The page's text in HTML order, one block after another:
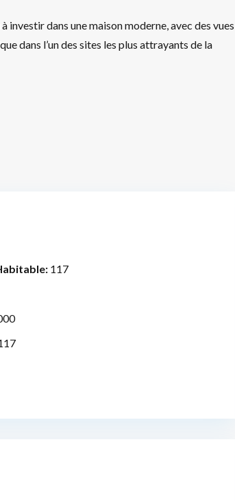
dans une maison moderne, avec des vues
dans l’un des sites les plus attrayants de la
117